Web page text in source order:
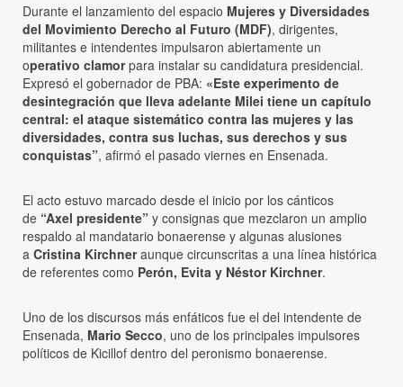
Durante el lanzamiento del espacio Mujeres y Diversidades
del Movimiento Derecho al Futuro (MDF), dirigentes,
militantes e intendentes impulsaron abiertamente un
operativo clamorpara instalar su candidatura presidencial.
Expresó el gobernador de PBA: «Este experimento de
desintegración que lleva adelante Milei tiene un capítulo
central: el ataque sistemático contra las mujeres y las
diversidades, contra sus luchas, sus derechos y sus
conquistas”, afirmó el pasado viernes en Ensenada.
El acto estuvo marcado desde el inicio por los cánticos
de “Axel presidente” y consignas que mezclaron un amplio
respaldo al mandatario bonaerense y algunas alusiones
a Cristina Kirchneraunque circunscritas a una línea histórica
de referentes como Perón, Evita y Néstor Kirchner.
Uno de los discursos más enfáticos fue el del intendente de
Ensenada, Mario Secco, uno de los principales impulsores
políticos de Kicillof dentro del peronismo bonaerense.